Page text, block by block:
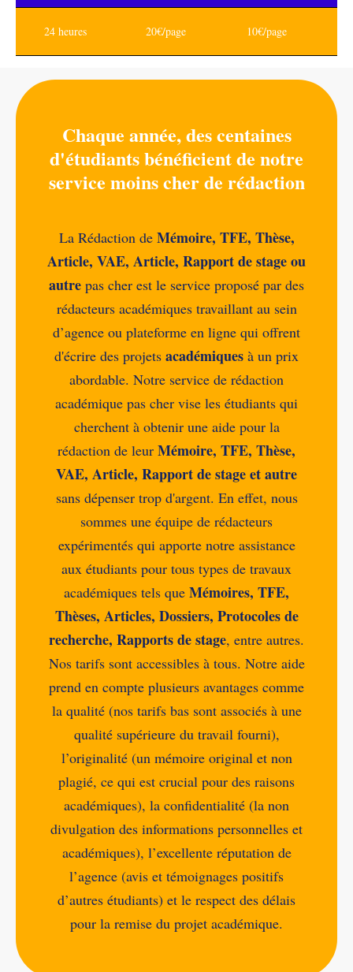
24 heures 20€/page 10€/page
Chaque année, des centaines
d'étudiants bénéficient de notre
service moins cher de rédaction
La Rédaction de Mémoire, TFE, Thèse,
Article, VAE, Article, Rapport de stage ou
autre pas cher est le service proposé par des
rédacteurs académiques travaillant au sein
d’agence ou plateforme en ligne qui offrent
d'écrire des projets académiques à un prix
abordable. Notre service de rédaction
académique pas cher vise les étudiants qui
cherchent à obtenir une aide pour la
rédaction de leur Mémoire, TFE, Thèse,
VAE, Article, Rapport de stage et autre
sans dépenser trop d'argent. En effet, nous
sommes une équipe de rédacteurs
expérimentés qui apporte notre assistance
aux étudiants pour tous types de travaux
académiques tels que Mémoires, TFE,
Thèses, Articles, Dossiers, Protocoles de
recherche, Rapports de stage, entre autres.
Nos tarifs sont accessibles à tous. Notre aide
prend en compte plusieurs avantages comme
la qualité (nos tarifs bas sont associés à une
qualité supérieure du travail fourni),
l’originalité (un mémoire original et non
plagié, ce qui est crucial pour des raisons
académiques), la confidentialité (la non
divulgation des informations personnelles et
académiques), l’excellente réputation de
l’agence (avis et témoignages positifs
d’autres étudiants) et le respect des délais
pour la remise du projet académique.